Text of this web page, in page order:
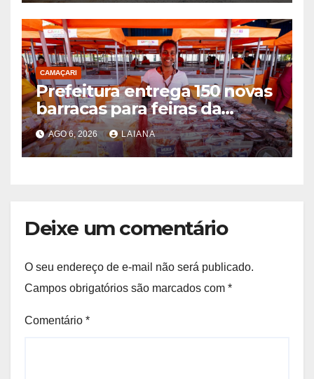
CAMAÇARI
Prefeitura entrega 150 novas
barracas para feiras da
agricultura familiar
AGO 6, 2026 LAIANA
Deixe um comentário
O seu endereço de e-mail não será publicado.
Campos obrigatórios são marcados com *
Comentário *